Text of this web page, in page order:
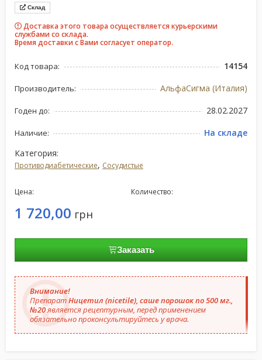
Склад
Доставка этого товара осуществляется курьерскими
службами со склада.
Время доставки с Вами согласует оператор.
Код товара: 14154
Производитель: АльфаСигма (Италия)
Годен до: 28.02.2027
Наличие:
На складе
Категория:
Противодиабетические, Сосудистые
Цена:
1 720,00 грн
Количество:
Заказать
Внимание!
ПрепаратНицетил (nicetile), cаше порошок по 500 мг.,
№20является рецептурным, перед применением
обязательно проконсультируйтесь у врача.